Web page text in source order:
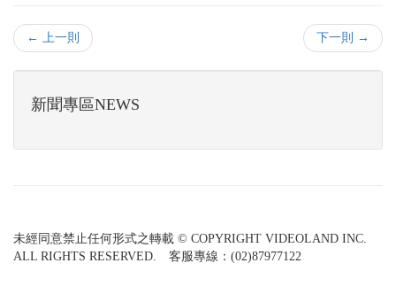
← 上一則 下一則 →
新聞專區NEWS
未經同意禁止任何形式之轉載 © COPYRIGHT VIDEOLAND INC.
ALL RIGHTS RESERVED. 客服專線：(02)87977122